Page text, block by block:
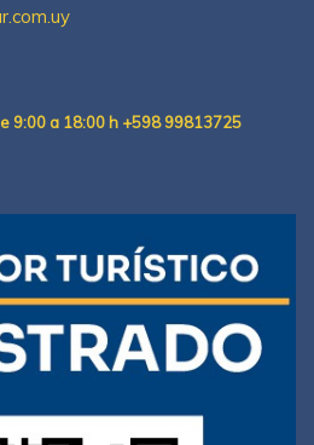
9:00 a 18:00 h +598 99813725